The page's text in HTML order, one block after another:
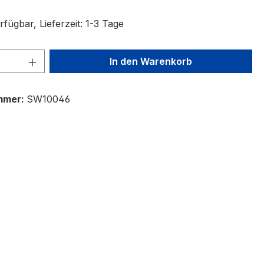
Lieferzeit: 1-3 Tage
Anzahl: Gib den gewünschten Wert
In den Warenkorb
SW10046